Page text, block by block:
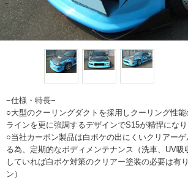
−仕様・特長−
○大型のクーリングダクトを採用しクーリング性
ラインを更に強調するデザインでS15が精悍になり
○当社カーボン製品は白ボケの出にくいクリアー
る為、定期的なボディメンテナンス（洗車、UV吸
していれば白ボケ対策のクリアー塗装の必要は有
ン）